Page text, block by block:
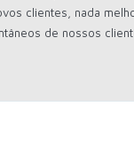
clientes, nada
de nossos